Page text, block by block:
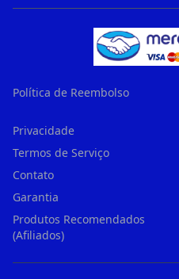
Política de Reembolso
Privacidade
Termos de Serviço
Contato
Garantia
Produtos Recomendados
(Afiliados)